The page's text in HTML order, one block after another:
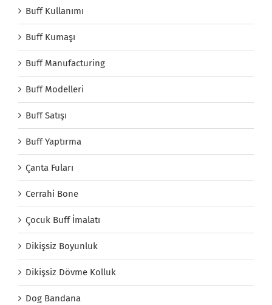
Buff Kullanımı
Buff Kumaşı
Buff Manufacturing
Buff Modelleri
Buff Satışı
Buff Yaptırma
Çanta Fuları
Cerrahi Bone
Çocuk Buff İmalatı
Dikişsiz Boyunluk
Dikişsiz Dövme Kolluk
Dog Bandana